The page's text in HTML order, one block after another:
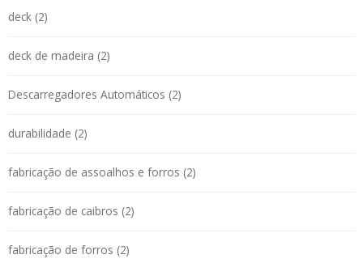
deck (2)
deck de madeira (2)
Descarregadores Automáticos (2)
durabilidade (2)
fabricação de assoalhos e forros (2)
fabricação de caibros (2)
fabricação de forros (2)